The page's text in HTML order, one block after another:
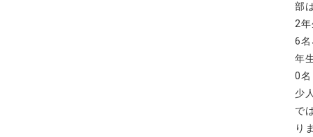
部
2
6名
年
0
少
で
り